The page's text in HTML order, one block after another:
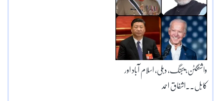
واشنگٹن، بیجنگ، دہلی، اسلام آباد اور
کابل۔۔اشفاق احمد